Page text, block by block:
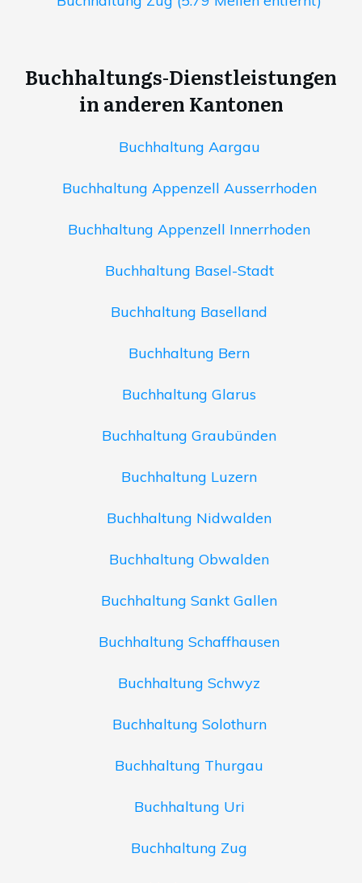
Buchhaltungs-Dienstleistungen
in anderen Kantonen
Buchhaltung Aargau
Buchhaltung Appenzell Ausserrhoden
Buchhaltung Appenzell Innerrhoden
Buchhaltung Basel-Stadt
Buchhaltung Baselland
Buchhaltung Bern
Buchhaltung Glarus
Buchhaltung Graubünden
Buchhaltung Luzern
Buchhaltung Nidwalden
Buchhaltung Obwalden
Buchhaltung Sankt Gallen
Buchhaltung Schaffhausen
Buchhaltung Schwyz
Buchhaltung Solothurn
Buchhaltung Thurgau
Buchhaltung Uri
Buchhaltung Zug